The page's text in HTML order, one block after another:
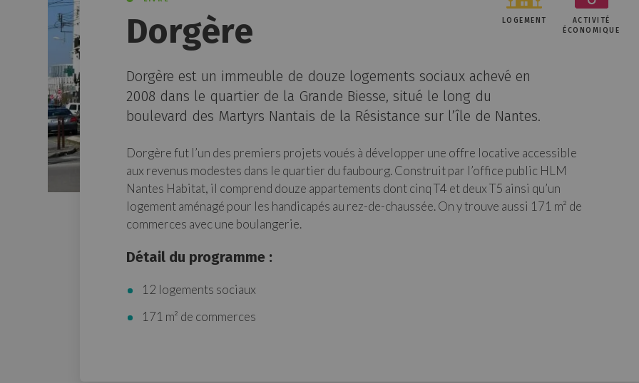
ACTIVITÉ
ÉCONOMIQUE
LOGEMENT
Dorgère
Dorgère est un immeuble de douze logements sociaux achevé en
2008 dans le quartier de la Grande Biesse, situé le long du
boulevard des Martyrs Nantais de la Résistance sur l’île de Nantes.
Dorgère fut l’un des premiers projets voués à développer une offre locative accessible
aux revenus modestes dans le quartier du faubourg. Construit par l’office public HLM
Nantes Habitat, il comprend douze appartements dont cinq T4 et deux T5 ainsi qu’un
logement aménagé pour les handicapés au rez-de-chaussée. On y trouve aussi 171 m² de
commerces avec une boulangerie.
Détail du programme :
12 logements sociaux
171 m² de commerces